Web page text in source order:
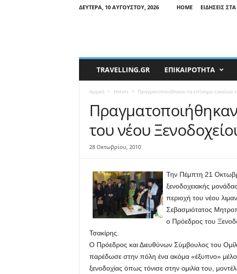
ΔΕΥΤΈΡΑ, 10 ΑΥΓΟΎΣΤΟΥ, 2026 HOME ΕΙΔΉΣΕΙΣ
a
TRAVELLING.GR ΕΠΙΚΑΙΡΟΤΗΤΑ
Αρχική Hotels Πραγματοποιήθηκαν τα επίσημα εγκαίνια
του νέου
28 Οκτωβρίου, 2010
Την Πέμπτη 21
ξενοδοχειακής
περιοχή του νέου
Σεβασμιότατος
ο Πρόεδρος του
Τσακίρης.
Ο Πρόεδρος και Διευθύνων Σύμβουλος του
παρέδωσε στην πόλη ένα ακόμα «έξυπνο»
ξενοδοχίας όπως τόνισε στην ομιλία του,